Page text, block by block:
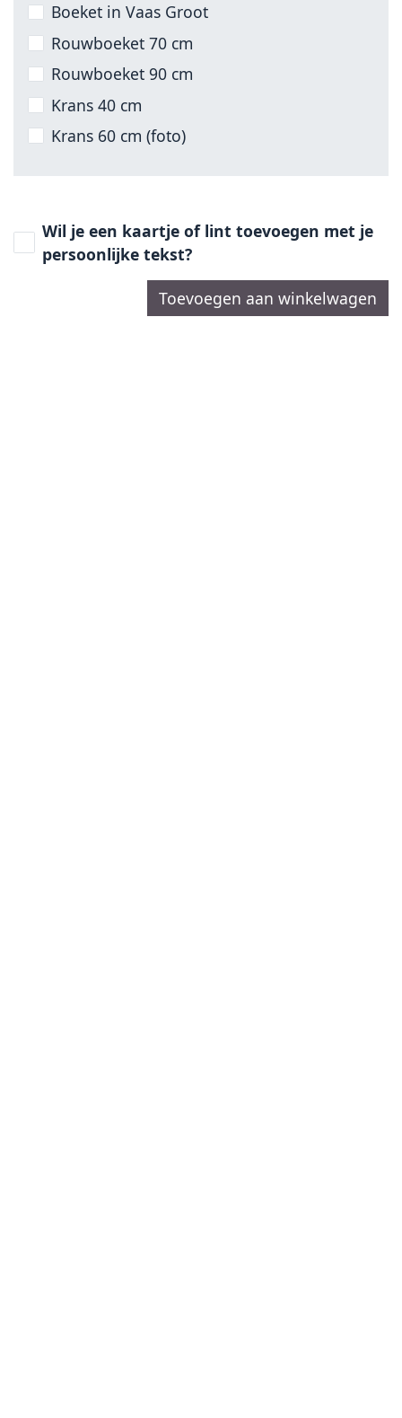
Boeket in Vaas Groot
Rouwboeket 70 cm
Rouwboeket 90 cm
Krans 40 cm
Krans 60 cm (foto)
Wil je een kaartje of lint toevoegen met je
persoonlijke tekst?
Toevoegen aan winkelwagen